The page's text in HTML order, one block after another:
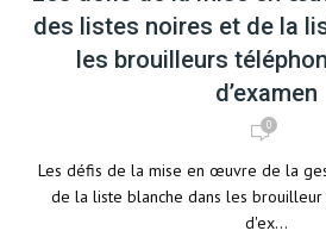
des listes noires et de la
les brouilleurs
d’examen
0
Les défis de la mise en œuvre de la
de la liste blanche dans les
d'ex...